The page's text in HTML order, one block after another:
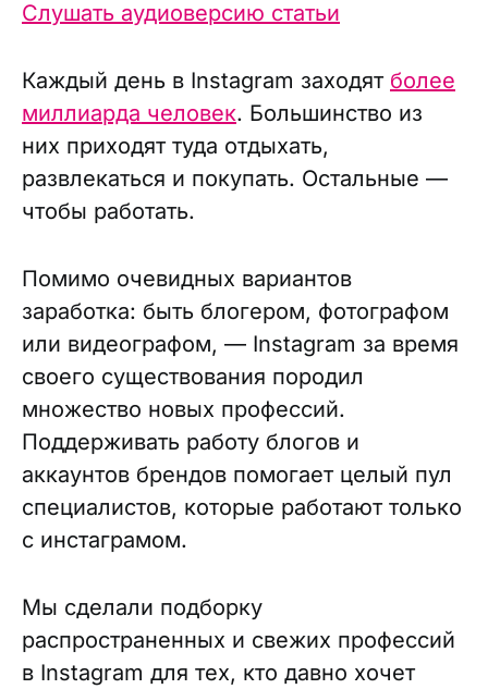
Слушать аудиоверсию статьи
Каждый день в Instagram заходят более
миллиарда человек. Большинство из
них приходят туда отдыхать,
развлекаться и покупать. Остальные —
чтобы работать.
Помимо очевидных вариантов
заработка: быть блогером, фотографом
или видеографом, — Instagram за время
своего существования породил
множество новых профессий.
Поддерживать работу блогов и
аккаунтов брендов помогает целый пул
специалистов, которые работают только
с инстаграмом.
Мы сделали подборку
распространенных и свежих профессий
в Instagram для тех, кто давно хочет